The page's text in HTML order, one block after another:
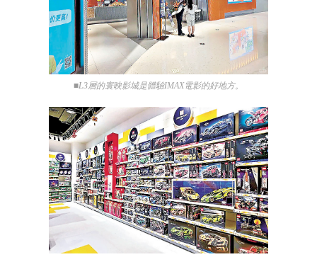
■L3層的寰映影城是體驗IMAX電影的好地方。